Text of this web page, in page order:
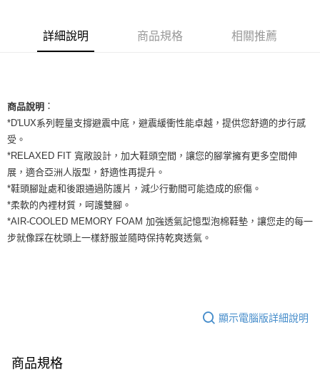
台新國際商業銀行
中國信託商業銀行
全盈+PAY
AFTEE先享後付是「在收到商品之後才付款」的支付方式。 讓您購物簡單
便利好安心！
３．安心：先確認商品／服務後，再付款。
【「AFTEE先享後付」結帳流程】
１．於結帳方式選擇「AFTEE先享後付」後，將跳轉至「AFTEE先享後付」
結帳頁面，進行簡訊認證並確認金額後，即可完成結帳。
２．訂單成立數日內，您將收到繳費通知簡訊。
３．收到繳費通知簡訊後14天內，點擊此簡訊中的連結，可透過四大超商／
是否繳費成功／繳費後需取消欲退款等相關疑問，請聯繫「AFTEE先享後付
https://netprotections.freshdesk.com/support/home
１．透過由恩沛科技股份有限公司提供之「AFTEE先享後付」服務完成之交
ATM付款
運送方式
全家取貨付款
每筆NT$60，滿NT$1,500(含以上)免運費
付款後全家取貨
每筆NT$60，滿NT$1,500(含以上)免運費
每筆NT$100，滿NT$1,500(含以上)免運費
詳細說明 商品規格 相關推薦
商品說明 ：
*D'LUX系列輕量支撐避震中底，避震緩衝性能卓越，提供您舒適的步行感
受。
*RELAXED FIT 寬敞設計，加大鞋頭空間，讓您的腳掌擁有更多空間伸
展，適合亞洲人版型，舒適性再提升。
*鞋頭腳趾處和後跟通過防護片，減少行動間可能造成的瘀傷。
*柔軟的內裡材質，呵護雙腳。
*AIR-COOLED MEMORY FOAM 加強透氣記憶型泡棉鞋墊，讓您走的每一
步就像踩在枕頭上一樣舒服並隨時保持乾爽透氣。
顯示電腦版詳細說明
商品規格